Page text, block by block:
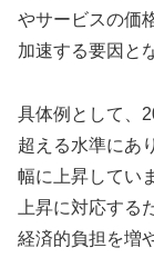
やサービスの価
加速する要因と
具体例として、
超える水準にあ
幅に上昇してい
上昇に対応する
経済的負担を増